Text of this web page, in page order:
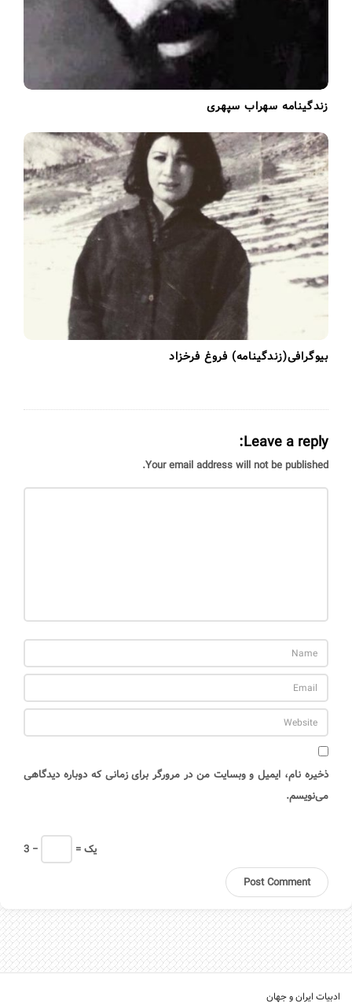
زندگینامه سهراب سپهری
بیوگرافی(زندگینامه) فروغ فرخزاد
Leave a reply:
Your email address will not be published.
ذخیره نام، ایمیل و وبسایت من در مرورگر برای زمانی که دوباره دیدگاهی
می‌نویسم.
3 − = یک
ادبیات ایران و جهان